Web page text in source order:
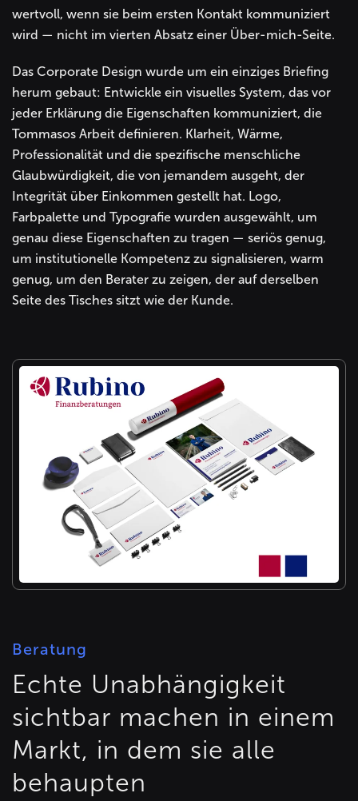
wertvoll, wenn sie beim ersten Kontakt kommuniziert
wird — nicht im vierten Absatz einer Über-mich-Seite.
Das Corporate Design wurde um ein einziges Briefing
herum gebaut: Entwickle ein visuelles System, das vor
jeder Erklärung die Eigenschaften kommuniziert, die
Tommasos Arbeit definieren. Klarheit, Wärme,
Professionalität und die spezifische menschliche
Glaubwürdigkeit, die von jemandem ausgeht, der
Integrität über Einkommen gestellt hat. Logo,
Farbpalette und Typografie wurden ausgewählt, um
genau diese Eigenschaften zu tragen — seriös genug,
um institutionelle Kompetenz zu signalisieren, warm
genug, um den Berater zu zeigen, der auf derselben
Seite des Tisches sitzt wie der Kunde.
Beratung
Echte Unabhängigkeit
sichtbar machen in einem
Markt, in dem sie alle
behaupten